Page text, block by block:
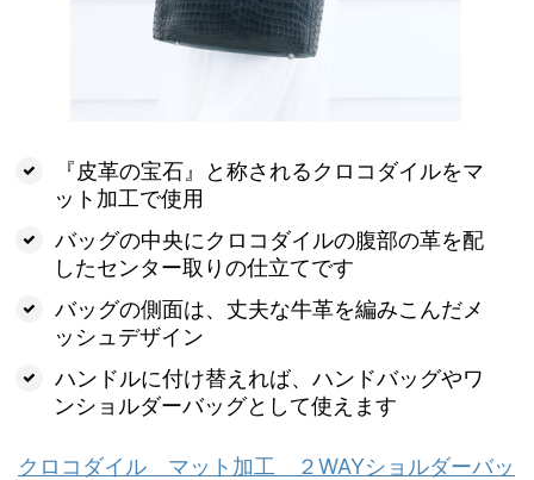
『皮革の宝石』と称されるクロコダイルをマ
ット加工で使用
バッグの中央にクロコダイルの腹部の革を配
したセンター取りの仕立てです
バッグの側面は、丈夫な牛革を編みこんだメ
ッシュデザイン
ハンドルに付け替えれば、ハンドバッグやワ
ンショルダーバッグとして使えます
クロコダイル マット加工 ２WAYショルダーバッ